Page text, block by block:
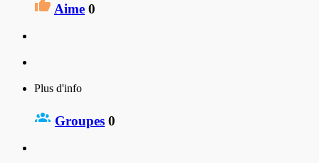
Aime 0
Plus d'info
Groupes 0